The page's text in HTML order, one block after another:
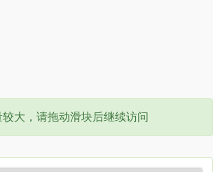
大，请拖动滑块后继续访问